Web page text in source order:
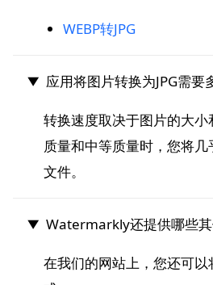
WEBP转JPG
应用将图片转换为JPG需要
转换速度取决于图片的大
质量和中等质量时，您将
文件。
Watermarkly还提供哪些
在我们的网站上，您还可